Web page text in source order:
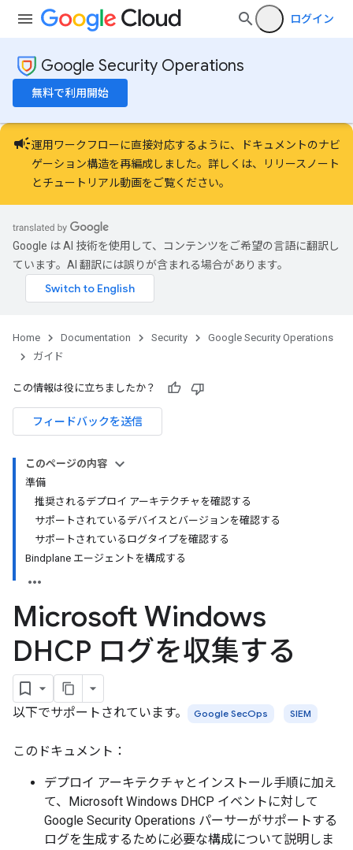
ログイン
Google Security Operations
無料で利用開始
campaign運用ワークフローに直接対応するように、ドキュメントのナビ
ゲーション構造を再編成しました。詳しくは、
リリースノート
とチュートリアル動画をご覧ください。
Google は AI 技術を使用して、コンテンツをご希望の言語に翻訳し
ています。AI 翻訳には誤りが含まれる場合があります。
Home Documentation Security
Google Security Operations
ガイド
この情報は役に立ちましたか？
フィードバックを送信
このページの内容
準備
推奨されるデプロイ アーキテクチャを確認する
サポートされているデバイスとバージョンを確認する
サポートされているログタイプを確認する
Bindplane エージェントを構成する
Microsoft Windows
DHCP ログを収集する
以下でサポートされています。 Google SecOps SIEM
このドキュメント：
デプロイ アーキテクチャとインストール手順に加え
て、Microsoft Windows DHCP イベントに対して
Google Security Operations パーサーがサポートする
ログを生成するために必要な構成について説明しま